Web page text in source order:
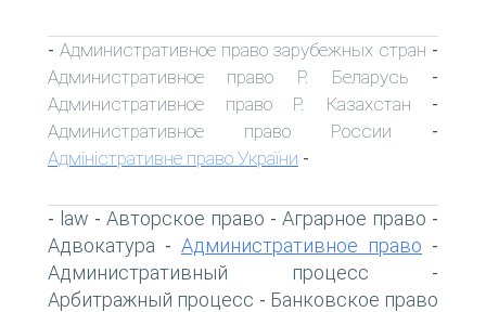
- Административное право зарубежных стран -
Административное право Р. Беларусь -
Административное право Р. Казахстан -
Административное право России -
Адміністративне право України -
- law - Авторское право - Аграрное право -
Адвокатура - Административное право -
Административный процесс -
Арбитражный процесс - Банковское право